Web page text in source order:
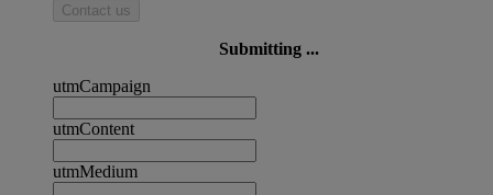
Contact us
Submitting ...
utmCampaign
utmContent
utmMedium